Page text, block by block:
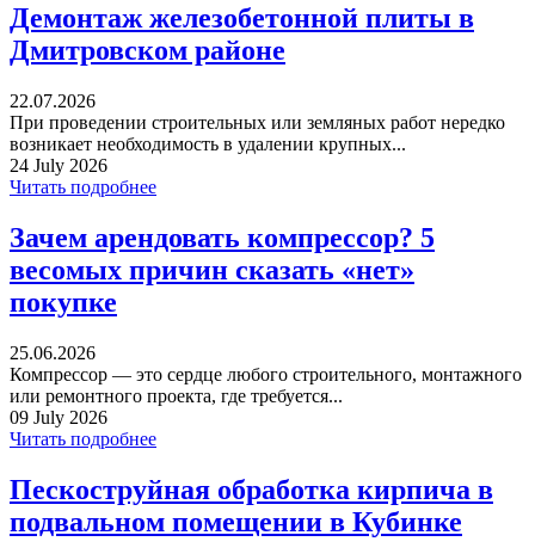
Демонтаж железобетонной плиты в
Дмитровском районе
22.07.2026
При проведении строительных или земляных работ нередко
возникает необходимость в удалении крупных...
24 July 2026
Читать подробнее
Зачем арендовать компрессор? 5
весомых причин сказать «нет»
покупке
25.06.2026
Компрессор — это сердце любого строительного, монтажного
или ремонтного проекта, где требуется...
09 July 2026
Читать подробнее
Пескоструйная обработка кирпича в
подвальном помещении в Кубинке